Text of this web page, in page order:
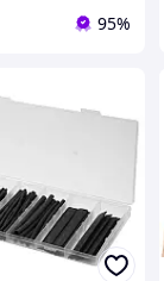
95%